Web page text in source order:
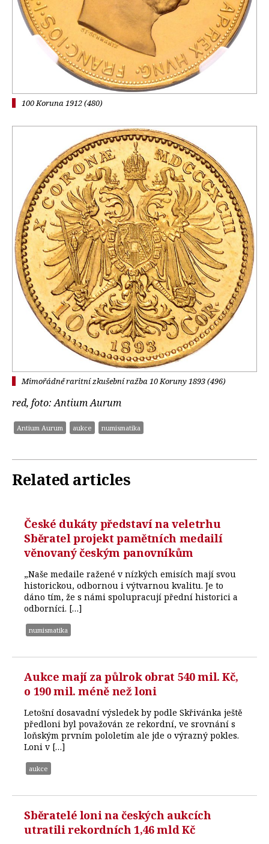
100 Koruna 1912 (480)
Mimořádně raritní zkušební ražba 10 Koruny 1893 (496)
red, foto: Antium Aurum
Antium Aurum aukce numismatika
Related articles
České dukáty představí na veletrhu
Sběratel projekt pamětních medailí
věnovaný českým panovníkům
„Naše medaile ražené v nízkých emisích mají svou
historickou, odbornou i výtvarnou kvalitu. Je to
dáno tím, že s námi spolupracují přední historici a
odborníci. […]
numismatika
Aukce mají za půlrok obrat 540 mil. Kč,
o 190 mil. méně než loni
Letošní dosavadní výsledek by podle Skřivánka ještě
předloni byl považován ze rekordní, ve srovnání s
loňským prvním pololetím ale jde o výrazný pokles.
Loni v […]
aukce
Sběratelé loni na českých aukcích
utratili rekordních 1,46 mld Kč